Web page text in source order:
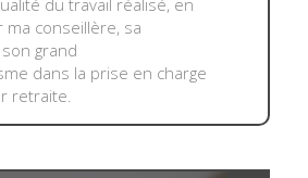
du travail réalisé, en
conseillère, sa
grand
dans la prise en charge
retraite.